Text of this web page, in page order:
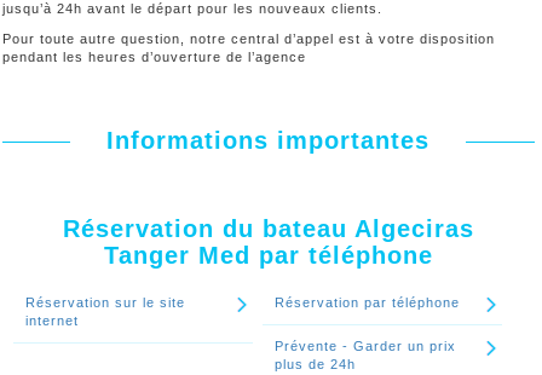
jusqu’à 24h avant le départ pour les nouveaux clients.
Pour toute autre question, notre central d’appel est à votre disposition
pendant les heures d’ouverture de l’agence
Informations importantes
Réservation du bateau Algeciras
Tanger Med par téléphone
Réservation sur le site
internet
Réservation par téléphone
Prévente - Garder un prix
plus de 24h